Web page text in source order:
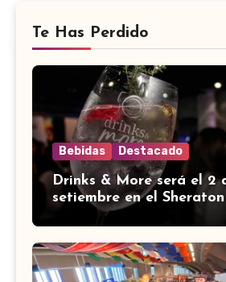
Te Has Perdido
Bebidas Destacado
Drinks & More será el 2
setiembre en el Sheraton